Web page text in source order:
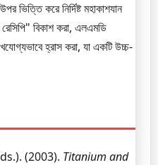
ভিত্তি করে নির্দিষ্ট মহাকাশযান
বিকাশ করা, এলএমডি
হ্রাস করা, যা একটি উচ্চ-
(2003). Titanium and